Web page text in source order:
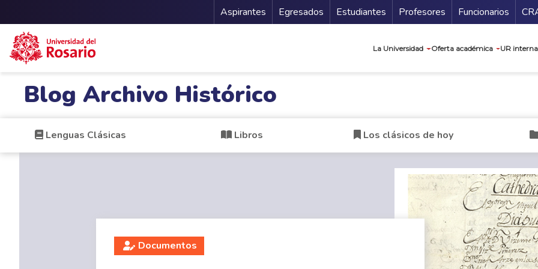
Menu Secundario
Aspirantes Egresados Estudiantes Profesores Funcionarios
La Universidad Oferta académica UR
Blog Archivo Histórico
Lenguas Clásicas Libros Los clásicos de hoy
Documentos